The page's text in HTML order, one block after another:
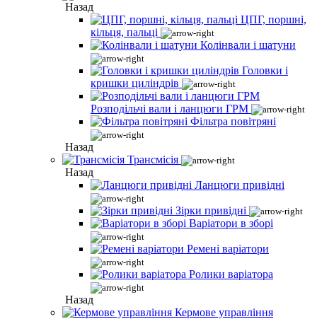
Назад
ЦПГ, поршні,
кільця, пальці
Колінвали і шатуни
Головки і
кришки циліндрів
Розподільчі вали і ланцюги ГРМ
Фільтра повітряні
Назад
Трансмісія
Назад
Ланцюги привідні
Зірки привідні
Варіатори в зборі
Ремені варіатори
Ролики варіатора
Назад
Кермове управління